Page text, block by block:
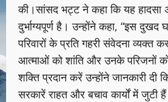
की।सांसद भट्ट ने कहा कि यह हादसा
दुर्भाग्यपूर्ण है। उन्होंने कहा, “इस
परिवारों के प्रति गहरी संवेदना व्यक्त
आत्माओं को शांति और उनके परिजनों
शक्ति प्रदान करें उन्होंने जानकारी दी
सरकारें राहत और बचाव कार्यों में जुटी हैं